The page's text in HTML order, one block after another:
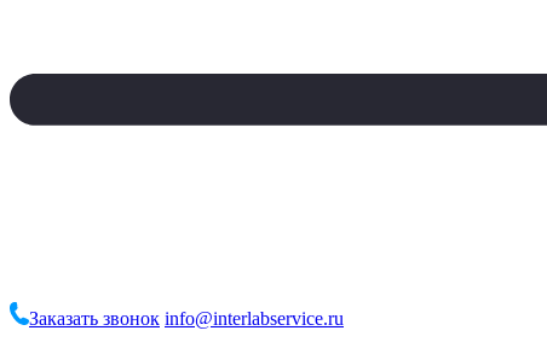
Заказать звонок info@interlabservice.ru